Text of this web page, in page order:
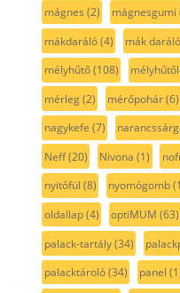
mágnes (2) mágnesgumi
mákdaráló(4) mák daráló
mélyhűtő(108)
mérleg(2) mérőpohár(6)
nagykefe (7)
Neff(20) Nivona (1)
nyitófül (8) nyomógomb
oldallap(4) optiMUM (63)
palack-tartály(34)
palacktároló(34) panel